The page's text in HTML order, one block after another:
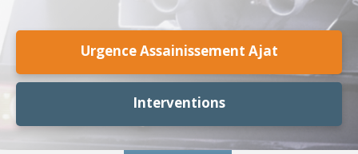
Urgence Assainissement Ajat
Interventions